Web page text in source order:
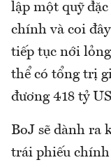
lập một quỹ
chính và coi
tiếp tục nới
thể có tổng trị
đương 418 tỷ
BoJ sẽ dành ra
trái phiếu chính